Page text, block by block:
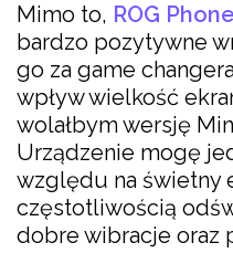
Mimo to, ROG
bardzo pozytywne
go za game
wpływ wielkość
wolałbym wersję
Urządzenie mogę
względu na świetny
częstotliwością
dobre wibracje oraz